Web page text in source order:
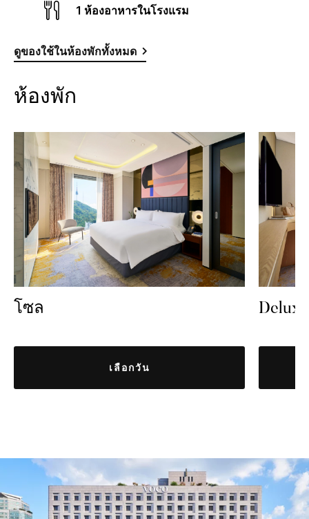
1 ห้องอาหารในโรงแรม
ดูของใช้ในห้องพักทั้งหมด
ห้องพัก
โซล
เลือกวัน